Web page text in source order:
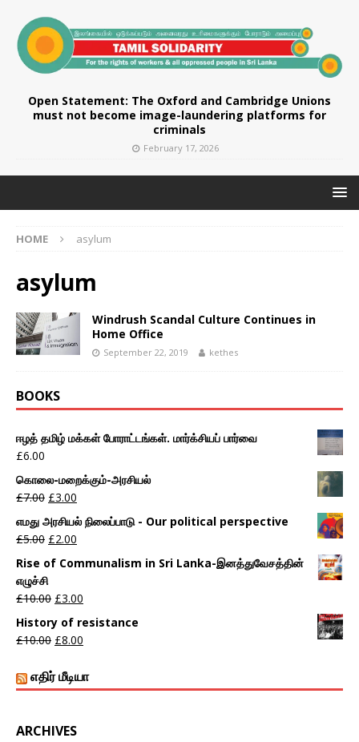
Open Statement: The Oxford and Cambridge Unions
must not become image-laundering platforms for
criminals
February 17, 2026
HOME asylum
asylum
Windrush Scandal Culture Continues in
Home Office
September 22, 2019 kethes
BOOKS
ஈழத் தமிழ் மக்கள் போராட்டங்கள். மார்க்சியப் பார்வை
£6.00
கொலை-மறைக்கும்-அரசியல்
£7.00 £3.00
எமது அரசியல் நிலைப்பாடு - Our political perspective
£5.00 £2.00
Rise of Communalism in Sri Lanka-இனத்துவேசத்தின்
எழுச்சி
£10.00 £3.00
History of resistance
£10.00 £8.00
எதிர் மீடியா
ARCHIVES